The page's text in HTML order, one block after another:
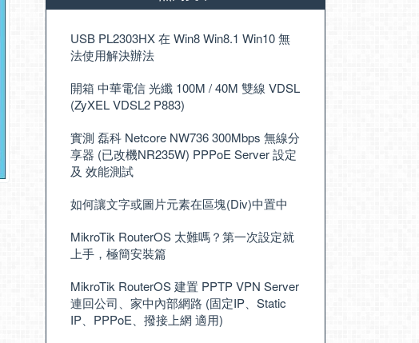
USB PL2303HX 在 Win8 Win8.1 Win10 無
法使用解決辦法
開箱 中華電信 光纖 100M / 40M 雙線 VDSL
(ZyXEL VDSL2 P883)
實測 磊科 Netcore NW736 300Mbps 無線分
享器 (已改機NR235W) PPPoE Server 設定
及 效能測試
如何讓文字或圖片元素在區塊(Div)中置中
MikroTik RouterOS 太難嗎？第一次設定就
上手，極簡安裝篇
MikroTik RouterOS 建置 PPTP VPN Server
連回公司、家中內部網路 (固定IP、Static
IP、PPPoE、撥接上網 適用)